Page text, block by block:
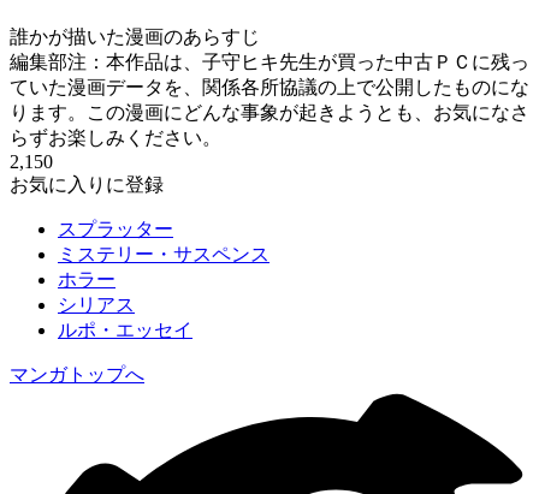
誰かが描いた漫画のあらすじ
編集部注：本作品は、子守ヒキ先生が買った中古ＰＣに残っ
ていた漫画データを、関係各所協議の上で公開したものにな
ります。この漫画にどんな事象が起きようとも、お気になさ
らずお楽しみください。
2,150
お気に入りに登録
スプラッター
ミステリー・サスペンス
ホラー
シリアス
ルポ・エッセイ
マンガトップへ